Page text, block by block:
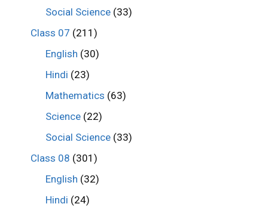
Social Science (33)
Class 07 (211)
English (30)
Hindi (23)
Mathematics (63)
Science (22)
Social Science (33)
Class 08 (301)
English (32)
Hindi (24)